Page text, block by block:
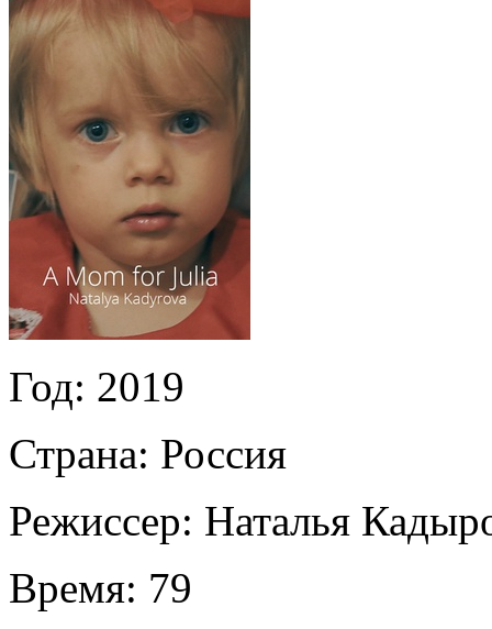
Год: 2019
Страна: Россия
Режиссер: Наталья
Время: 79